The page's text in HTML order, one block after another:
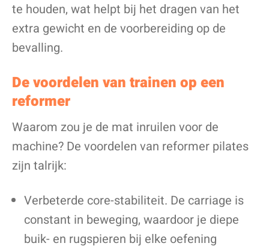
te houden, wat helpt bij het dragen van het
extra gewicht en de voorbereiding op de
bevalling.
De voordelen van trainen op een
reformer
Waarom zou je de mat inruilen voor de
machine? De voordelen van reformer pilates
zijn talrijk:
Verbeterde core-stabiliteit. De carriage is
constant in beweging, waardoor je diepe
buik- en rugspieren bij elke oefening